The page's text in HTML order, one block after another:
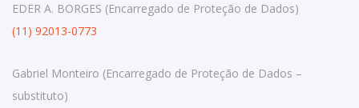
EDER A. BORGES (Encarregado de Proteção de Dados)
(11) 92013-0773
Gabriel Monteiro (Encarregado de Proteção de Dados –
substituto)